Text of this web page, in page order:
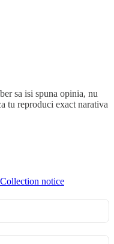
sa isi spuna opinia, nu
tu reproduci exact narativa
Collection notice